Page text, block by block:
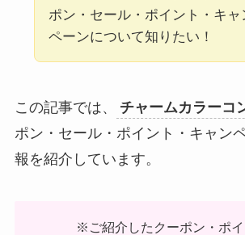
ポン・セール・ポイント・キャ
ペーンについて知りたい！
この記事では、 チャームカラーコ
ポン・セール・ポイント・キャン
報を紹介しています。
※ご紹介したクーポン・ポ